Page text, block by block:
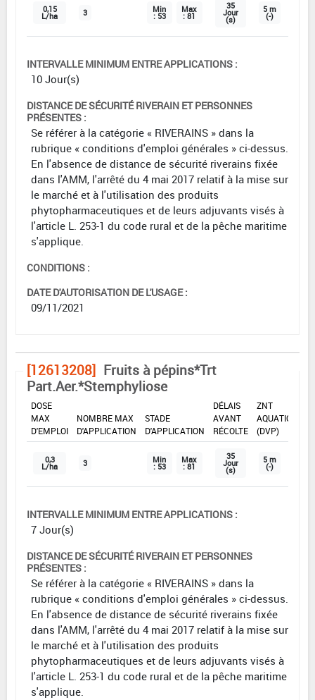
0,15
L/ha 3 Min
: 53
Max
: 81
35
Jour
(s)
5 m
(-)
INTERVALLE MINIMUM ENTRE APPLICATIONS :
10 Jour(s)
DISTANCE DE SÉCURITÉ RIVERAIN ET PERSONNES
PRÉSENTES :
Se référer à la catégorie « RIVERAINS » dans la
rubrique « conditions d'emploi générales » ci-dessus.
En l'absence de distance de sécurité riverains fixée
dans l'AMM, l'arrêté du 4 mai 2017 relatif à la mise sur
le marché et à l'utilisation des produits
phytopharmaceutiques et de leurs adjuvants visés à
l'article L. 253-1 du code rural et de la pêche maritime
s'applique.
CONDITIONS :
DATE D'AUTORISATION DE L'USAGE :
09/11/2021
[12613208] Fruits à pépins*Trt
Part.Aer.*Stemphyliose
DOSE
MAX
D'EMPLOI
NOMBRE MAX
D'APPLICATION
STADE
D'APPLICATION
DÉLAIS
AVANT
RÉCOLTE
ZNT
AQUATIQUE
(DVP)
0,3
L/ha 3 Min
: 53
Max
: 81
35
Jour
(s)
5 m
(-)
INTERVALLE MINIMUM ENTRE APPLICATIONS :
7 Jour(s)
DISTANCE DE SÉCURITÉ RIVERAIN ET PERSONNES
PRÉSENTES :
Se référer à la catégorie « RIVERAINS » dans la
rubrique « conditions d'emploi générales » ci-dessus.
En l'absence de distance de sécurité riverains fixée
dans l'AMM, l'arrêté du 4 mai 2017 relatif à la mise sur
le marché et à l'utilisation des produits
phytopharmaceutiques et de leurs adjuvants visés à
l'article L. 253-1 du code rural et de la pêche maritime
s'applique.